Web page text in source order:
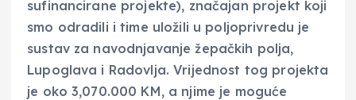
sufinancirane projekte), značajan projekt koji
smo odradili i time uložili u poljoprivredu je
sustav za navodnjavanje žepačkih polja,
Lupoglava i Radovlja. Vrijednost tog projekta
je oko 3,070.000 KM, a njime je moguće